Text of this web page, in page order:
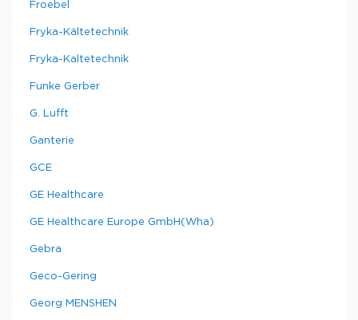
Froebel
Fryka-Kältetechnik
Fryka-Kaltetechnik
Funke Gerber
G. Lufft
Ganterie
GCE
GE Healthcare
GE Healthcare Europe GmbH(Wha)
Gebra
Geco-Gering
Georg MENSHEN